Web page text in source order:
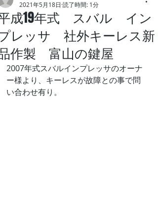
成19年式 スバル イン
レッサ 社外キーレス新
作製 富山の鍵屋
2021年5月18日 読了時間: 1分
2007年式スバルインプレッサのオーナ
ー様より、キーレスが故障との事で問
い合わせ有り。